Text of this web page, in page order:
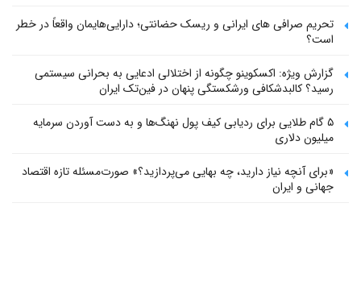
تحریم صرافی های ایرانی و ریسک حضانتی؛ دارایی‌هایمان واقعاً در خطر
است؟
گزارش ویژه: اکسکوینو چگونه از اختلالی ادعایی به بحرانی سیستمی
رسید؟ کالبدشکافی ورشکستگی پنهان در فین‌تک ایران
۵ گام طلایی برای ردیابی کیف پول‌ نهنگ‌ها و به دست آوردن سرمایه
میلیون دلاری
«برای آنچه نیاز دارید، چه بهایی می‌پردازید؟» صورت‌مسئله تازه اقتصاد
جهانی و ایران